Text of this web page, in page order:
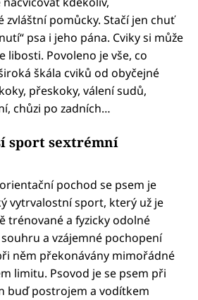
zvláštní pomůcky. Stačí jen chuť
psa i jeho pána. Cviky si může
libosti. Povoleno je vše, co
škála cviků od obyčejné
přeskoky, válení sudů,
chůzi po zadních…
sport sextrémní
pochod se psem je
vytrvalostní sport, který už je
trénované a fyzicky odolné
souhru a vzájemné pochopení
něm překonávány mimořádné
limitu. Psovod je se psem při
buď postrojem a vodítkem